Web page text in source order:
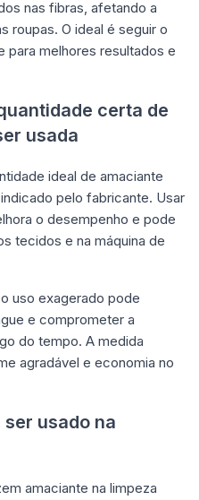
nas fibras, afetando a
roupas. O ideal é seguir o
melhores resultados e
certa de
usada
ideal de amaciante
pelo fabricante. Usar
o desempenho e pode
tecidos e na máquina de
uso exagerado pode
e comprometer a
do tempo. A medida
agradável e economia no
usado na
amaciante na limpeza